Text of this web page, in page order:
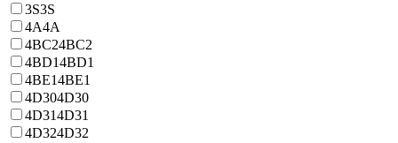
3S3S
4A4A
4BC24BC2
4BD14BD1
4BE14BE1
4D304D30
4D314D31
4D324D32